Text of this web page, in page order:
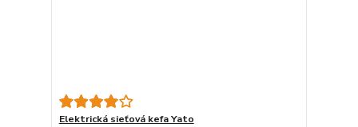
Elektrická sieťová kefa Yato